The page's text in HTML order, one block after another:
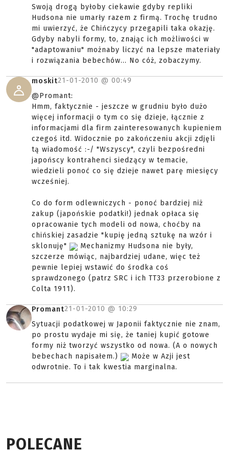
Swoją drogą byłoby ciekawie gdyby repliki
Hudsona nie umarły razem z firmą. Trochę trudno
mi uwierzyć, że Chińczycy przegapili taka okazję.
Gdyby nabyli formy, to, znając ich możliwości w
"adaptowaniu" możnaby liczyć na lepsze materiały
i rozwiązania bebechów... No cóż, zobaczymy.
moskit21-01-2010 @ 00:49
@Promant:
Hmm, faktycznie - jeszcze w grudniu było dużo
więcej informacji o tym co się dzieje, łącznie z
informacjami dla firm zainteresowanych kupieniem
czegoś itd. Widocznie po zakończeniu akcji zdjęli
tą wiadomość :-/ "Wszyscy", czyli bezpośredni
japońscy kontrahenci siedzący w temacie,
wiedzieli ponoć co się dzieje nawet parę miesięcy
wcześniej.
Co do form odlewniczych - ponoć bardziej niż
zakup (japońskie podatki!) jednak opłaca się
opracowanie tych modeli od nowa, choćby na
chińskiej zasadzie "kupię jedną sztukę na wzór i
sklonuję"
Mechanizmy Hudsona nie były,
szczerze mówiąc, najbardziej udane, więc też
pewnie lepiej wstawić do środka coś
sprawdzonego (patrz SRC i ich TT33 przerobione z
Colta 1911).
Promant21-01-2010 @ 10:29
Sytuacji podatkowej w Japonii faktycznie nie znam,
po prostu wydaje mi się, że taniej kupić gotowe
formy niż tworzyć wszystko od nowa. (A o nowych
bebechach napisałem.)
Może w Azji jest
odwrotnie. To i tak kwestia marginalna.
POLECANE